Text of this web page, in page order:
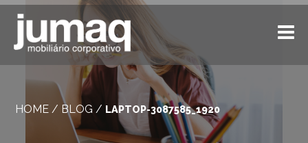
HOME / BLOG / LAPTOP-3087585_1920